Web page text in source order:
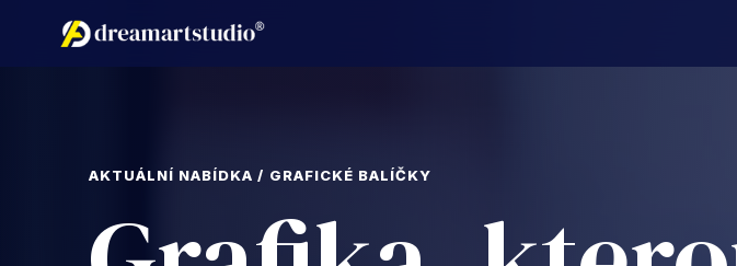
AKTUÁLNÍ NABÍDKA / GRAFICKÉ BALÍČKY